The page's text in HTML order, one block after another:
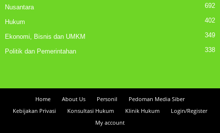
Nusantara 692
Hukum 402
Ekonomi, Bisnis dan UMKM 349
Politik dan Pemerintahan 338
Home About Us Personil
Pedoman Media Siber
Kebijakan Privasi
Konsultasi Hukum Klinik Hukum
Login/Register
My account